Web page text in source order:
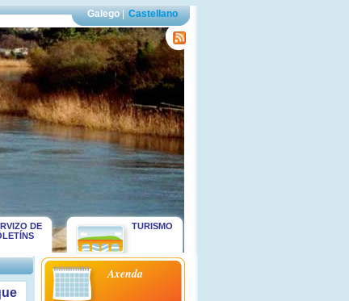
Galego| Castellano
DE
TURISMO
Axenda